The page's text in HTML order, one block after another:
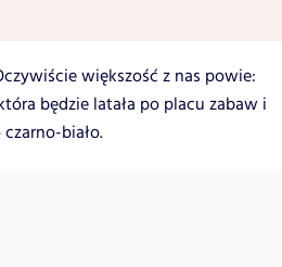
większość z nas powie:
będzie latała po placu zabaw i
biało.